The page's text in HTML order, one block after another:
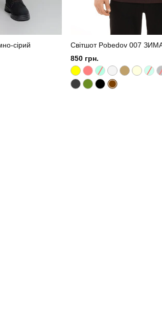
сірий
Світшот Pobedov 007
850 грн.